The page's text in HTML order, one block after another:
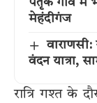
पैतृक गांव में
मेहंदीगंज
वंदन यात्रा,
रात्रि गश्त के